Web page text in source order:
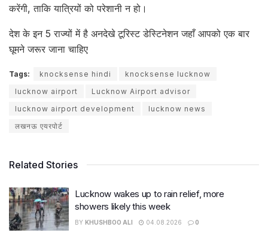
करेंगी, ताकि यात्रियों को परेशानी न हो।
देश के इन 5 राज्यों में है अनदेखे टूरिस्ट डेस्टिनेशन जहाँ आपको एक बार
घूमने जरूर जाना चाहिए
Tags: knocksense hindi
knocksense lucknow
lucknow airport
Lucknow Airport advisor
lucknow airport development
lucknow news
लखनऊ एयरपोर्ट
Related Stories
Lucknow wakes up to rain relief, more
showers likely this week
BY KHUSHBOO ALI 04.08.2026 0